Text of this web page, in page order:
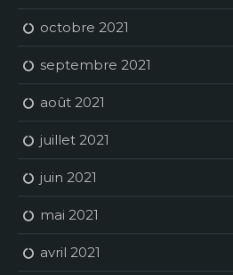
octobre 2021
septembre 2021
août 2021
juillet 2021
juin 2021
mai 2021
avril 2021